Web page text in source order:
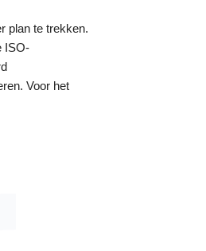
plan te trekken.
ISO-
Voor het